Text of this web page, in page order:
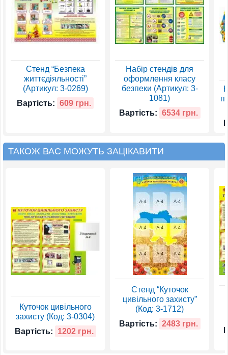
Стенд “Безпека
життєдіяльності”
(Артикул: 3-0269)
Вартість: 609 грн.
Набір стендів для
оформлення класу
безпеки (Артикул: 3-
1081)
Вартість: 6534 грн.
ТАКОЖ ВАС МОЖУТЬ ЗАЦІКАВИТИ
Куточок цивільного
захисту (Код: 3-0304)
Вартість:
1202 грн.
Стенд “Куточок
цивільного захисту”
(Код: 3-1712)
Вартість: 2483 грн.